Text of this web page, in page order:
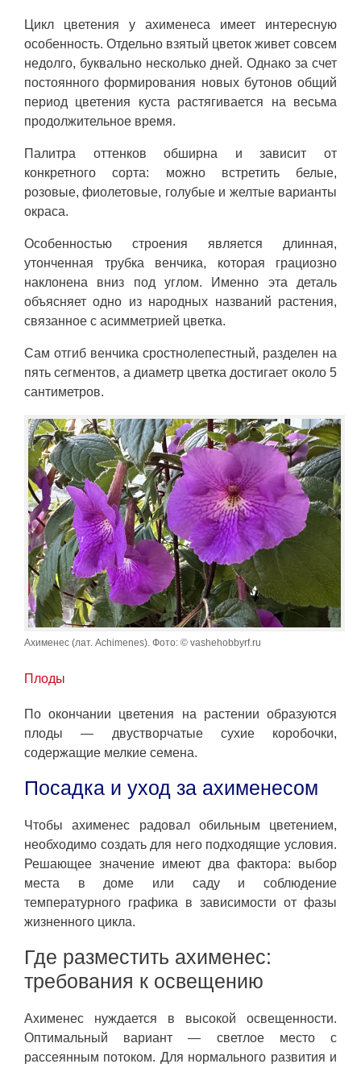
Цикл цветения у ахименеса имеет интересную
особенность. Отдельно взятый цветок живет совсем
недолго, буквально несколько дней. Однако за счет
постоянного формирования новых бутонов общий
период цветения куста растягивается на весьма
продолжительное время.
Палитра оттенков обширна и зависит от
конкретного сорта: можно встретить белые,
розовые, фиолетовые, голубые и желтые варианты
окраса.
Особенностью строения является длинная,
утонченная трубка венчика, которая грациозно
наклонена вниз под углом. Именно эта деталь
объясняет одно из народных названий растения,
связанное с асимметрией цветка.
Сам отгиб венчика сростнолепестный, разделен на
пять сегментов, а диаметр цветка достигает около 5
сантиметров.
Ахименес (лат. Achimenes). Фото: © vashehobbyrf.ru
Плоды
По окончании цветения на растении образуются
плоды — двустворчатые сухие коробочки,
содержащие мелкие семена.
Посадка и уход за ахименесом
Чтобы ахименес радовал обильным цветением,
необходимо создать для него подходящие условия.
Решающее значение имеют два фактора: выбор
места в доме или саду и соблюдение
температурного графика в зависимости от фазы
жизненного цикла.
Где разместить ахименес:
требования к освещению
Ахименес нуждается в высокой освещенности.
Оптимальный вариант — светлое место с
рассеянным потоком. Для нормального развития и